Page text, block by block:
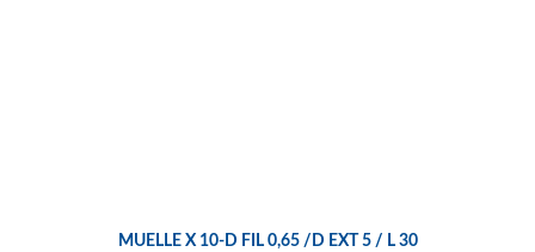
MUELLE X 10-D FIL 0,65 /D EXT 5 / L 30